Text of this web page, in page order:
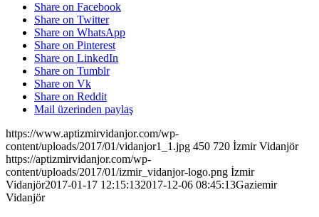
Share on Facebook
Share on Twitter
Share on WhatsApp
Share on Pinterest
Share on LinkedIn
Share on Tumblr
Share on Vk
Share on Reddit
Mail üzerinden paylaş
https://www.aptizmirvidanjor.com/wp-
content/uploads/2017/01/vidanjor1_1.jpg 450 720 İzmir Vidanjör
https://aptizmirvidanjor.com/wp-
content/uploads/2017/01/izmir_vidanjor-logo.png İzmir
Vidanjör2017-01-17 12:15:132017-12-06 08:45:13Gaziemir
Vidanjör